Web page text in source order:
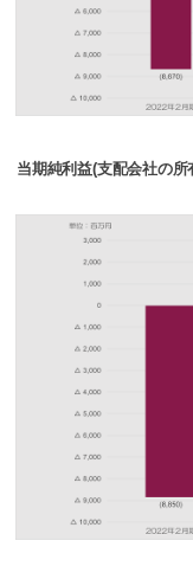
当期純利益(支配会社の